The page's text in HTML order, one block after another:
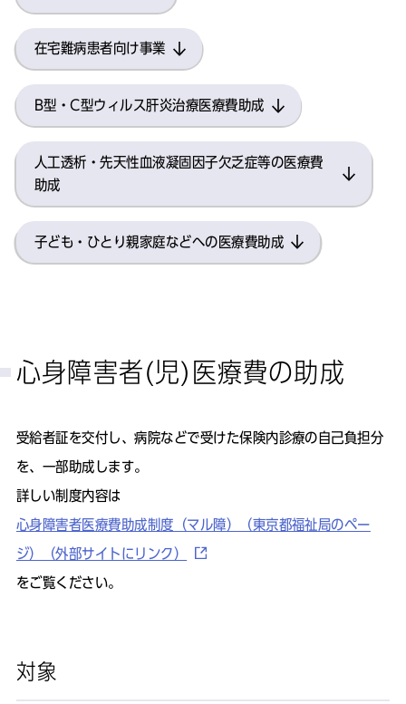
在宅難病患者向け事業
B型・C型ウィルス肝炎治療医療費助成
人工透析・先天性血液凝固因子欠乏症等の医療費
助成
子ども・ひとり親家庭などへの医療費助成
心身障害者(児)医療費の助成
受給者証を交付し、病院などで受けた保険内診療の自己負担分
を、一部助成します。
詳しい制度内容は
心身障害者医療費助成制度（マル障）（東京都福祉局のペー
ジ）（外部サイトにリンク）
をご覧ください。
対象